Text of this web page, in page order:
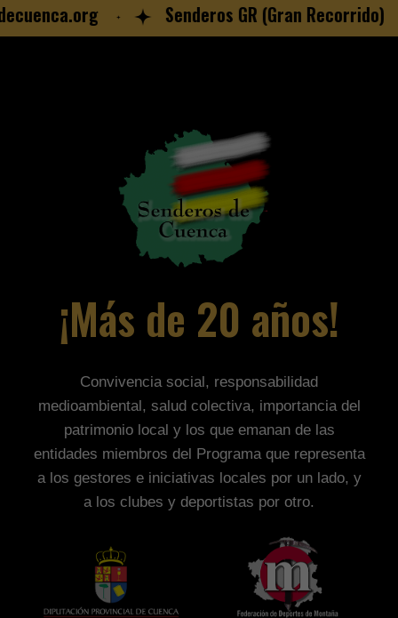
Senderos GR (Gran Recorrido)
¡Más de 20 años!
Convivencia social, responsabilidad
medioambiental, salud colectiva, importancia del
patrimonio local y los que emanan de las
entidades miembros del Programa que representa
a los gestores e iniciativas locales por un lado, y
a los clubes y deportistas por otro.